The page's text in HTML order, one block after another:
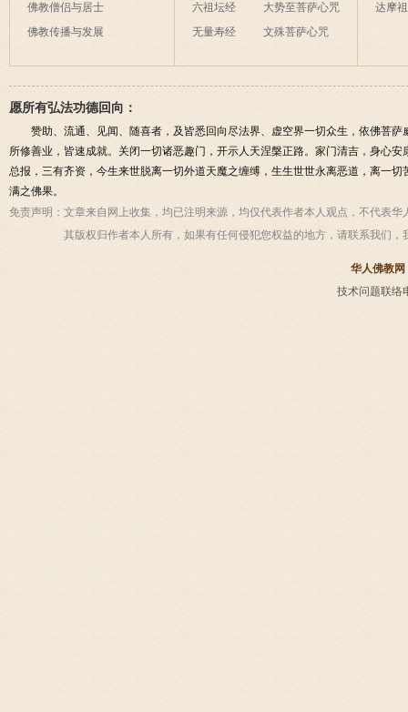
佛教僧侣与居士
佛教传播与发展
六祖坛经
无量寿经
大势至菩萨心咒
文殊菩萨心咒
达摩
愿所有弘法功德回向：
赞助、流通、见闻、随喜者，及皆悉回向尽法界、虚空界一切众生，依佛菩
所修善业，皆速成就。关闭一切诸恶趣门，开示人天涅槃正路。家门清吉，身心
总报，三有齐资，今生来世脱离一切外道天魔之缠缚，生生世世永离恶道，离一
满之佛果。
免责声明： 文章来自网上收集，均已注明来源，均仅代表作者本人观点，不代表
其版权归作者本人所有，如果有任何侵犯您权益的地方，请联系我们，
华人佛教网
技术问题联络